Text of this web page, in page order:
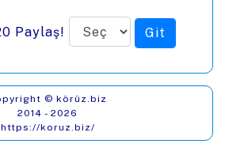
Paylaş!
© körüz.biz
2014 - 2026
https://koruz.biz/